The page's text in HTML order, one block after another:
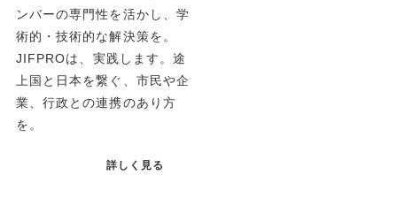
ンバーの専門性を活かし、学
術的・技術的な解決策を。
JIFPROは、実践します。途
上国と日本を繋ぐ、市民や企
業、行政との連携のあり方
を。
詳しく見る